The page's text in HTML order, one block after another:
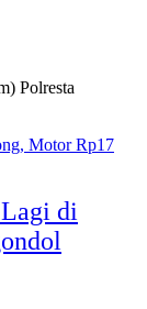
Polresta
di